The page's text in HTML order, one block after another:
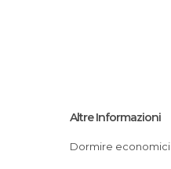
Altre Informazioni
Dormire economici